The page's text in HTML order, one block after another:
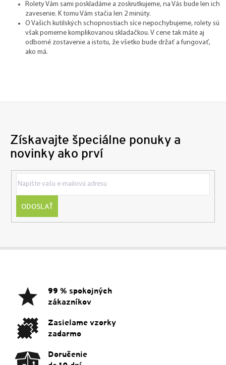
Rolety Vám sami poskladáme a zoskrutkujeme, na Vás bude len ich
zavesenie. K tomu Vám stačia len 2 minúty.
O Vašich kutilských schopnostiach síce nepochybujeme, rolety sú
však pomerne komplikovanou skladačkou. V cene tak máte aj
odborné zostavenie a istotu, že všetko bude držať a fungovať,
ako má.
Získavajte špeciálne ponuky a
novinky ako prví
ODOSLAŤ
99 % spokojných
zákazníkov
Zasielame vzorky
zadarmo
Doručenie